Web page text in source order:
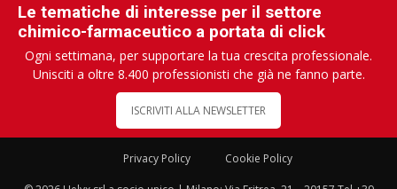
Le tematiche di interesse per il settore
chimico-farmaceutico a portata di click
Ogni settimana, per supportare la tua crescita professionale.
Unisciti a oltre 8.400 professionisti che già ne fanno parte.
ISCRIVITI ALLA NEWSLETTER
Privacy Policy Cookie Policy